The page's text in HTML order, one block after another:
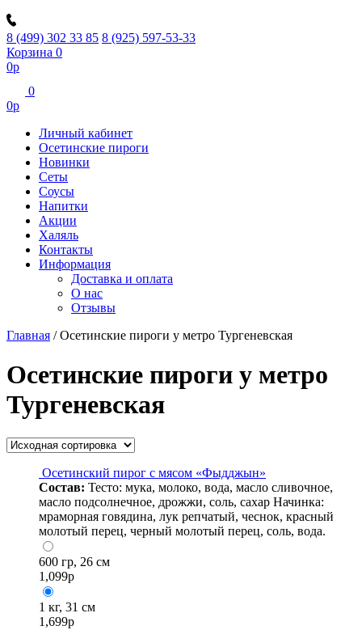
8 (499) 302 33 85 8 (925) 597-53-33
Корзина 0
0р
0
0р
Личный кабинет
Осетинские пироги
Новинки
Сеты
Соусы
Напитки
Акции
Халяль
Контакты
Информация
Доставка и оплата
О нас
Отзывы
Главная /Осетинские пироги у метро Тургеневская
Осетинские пироги у метро
Тургеневская
Осетинский пирог с мясом «Фыдджын»
Состав: Тесто: мука, молоко, вода, масло сливочное,
масло подсолнечное, дрожжи, соль, сахар Начинка:
мраморная говядина, лук репчатый, чеснок, красный
молотый перец, черный молотый перец, соль, вода.
600 гр, 26 см
1,099р
1 кг, 31 см
1,699р